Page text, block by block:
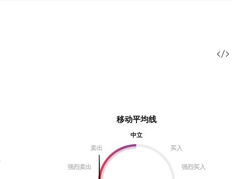
移动平均线
中立
卖出
买入
强烈卖出 强烈买入